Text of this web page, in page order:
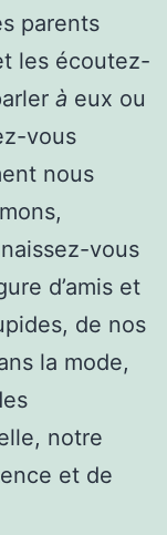
parents
les écoutez-
à eux ou
vous
nous
vous
d’amis et
de nos
la mode,
notre
et de